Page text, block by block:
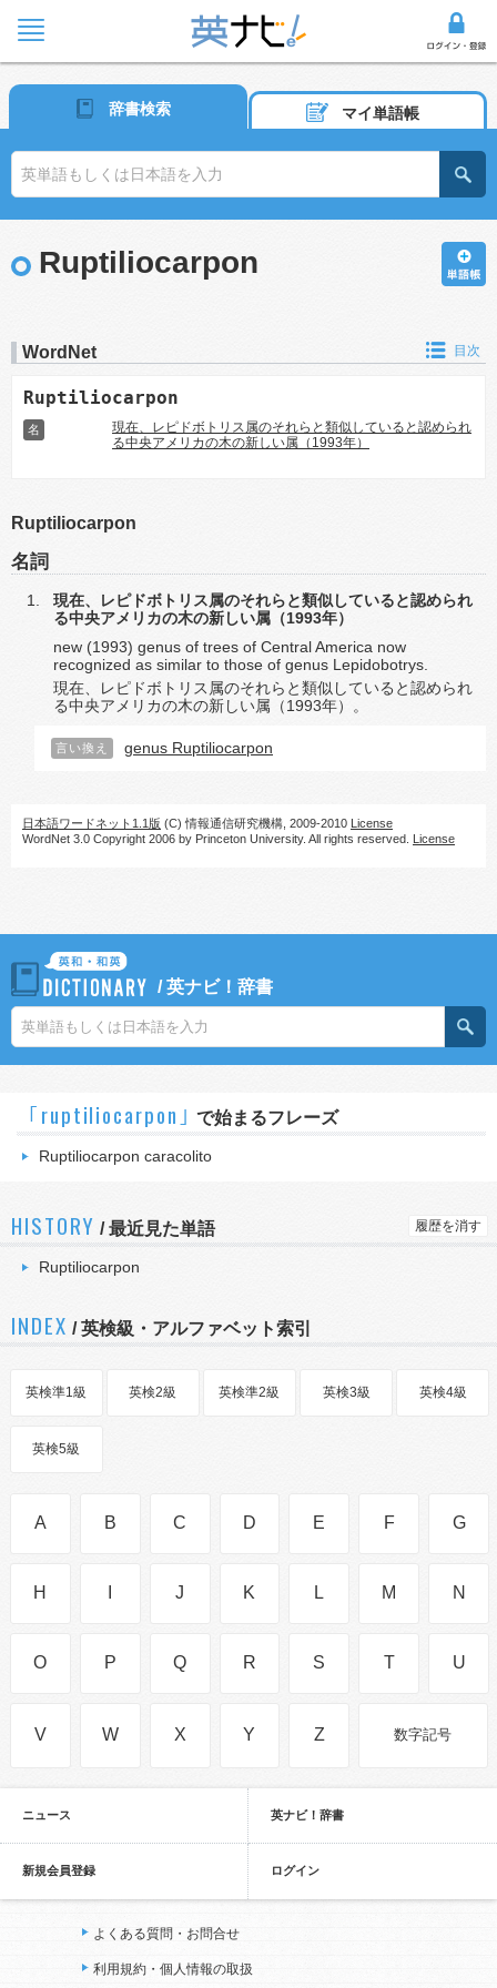
辞書検索 マイ単語帳
Ruptiliocarpon
WordNet 目次
Ruptiliocarpon
名
現在、レピドボトリス属のそれらと類似していると認められ
る中央アメリカの木の新しい属（1993年）
Ruptiliocarpon
名詞
現在、レピドボトリス属のそれらと類似していると認められ
る中央アメリカの木の新しい属（1993年）
new (1993) genus of trees of Central America now
recognized as similar to those of genus Lepidobotrys.
現在、レピドボトリス属のそれらと類似していると認められ
る中央アメリカの木の新しい属（1993年）。
言い換え genus Ruptiliocarpon
日本語ワードネット1.1版 (C) 情報通信研究機構, 2009-2010 License
WordNet 3.0 Copyright 2006 by Princeton University. All rights reserved. License
/英ナビ！辞書
｢ruptiliocarpon｣ で始まるフレーズ
Ruptiliocarpon caracolito
HISTORY /最近見た単語 履歴を消す
Ruptiliocarpon
INDEX / 英検級・アルファベット索引
英検準1級 英検2級 英検準2級 英検3級 英検4級
英検5級
A B C D E F G
H J K L M N
O P Q R S T U
V W X Y Z 数字記号
ニュース 英ナビ！辞書
新規会員登録 ログイン
よくある質問・お問合せ
利用規約・個人情報の取扱